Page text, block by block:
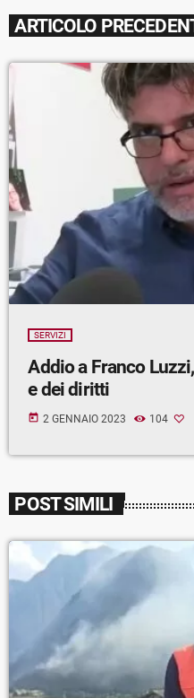
ARTICOLO
SERVIZI
Addio a Franco
e dei diritti
today 2 GENNAIO 2023 104
POST SIMILI